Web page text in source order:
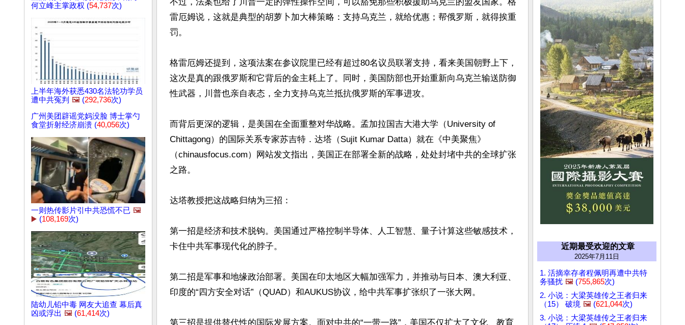
何立峰主掌政权 (54,737次)
上半年海外获悉430名法轮功学员
遭中共冤判 🖼️ (292,736次)
广州美团辟谣党妈没脸 博士掌勺
食堂折射经济崩溃 (40,056次)
一则热传影片引中共恐慌不已 🖼️
▶️ (108,169次)
陆幼儿铅中毒 网友大追查 幕后真
凶或浮出 🖼️ (61,414次)
雷厄姆说，这就是典型的胡萝卜加大棒策略：支持乌克兰，就给优惠；帮俄罗斯，就得挨重
罚。
格雷厄姆还提到，这项法案在参议院里已经有超过80名议员联署支持，看来美国朝野上下，
这次是真的跟俄罗斯和它背后的金主耗上了。同时，美国防部也开始重新向乌克兰输送防御
性武器，川普也亲自表态，全力支持乌克兰抵抗俄罗斯的军事进攻。
而背后更深的逻辑，是美国在全面重整对华战略。孟加拉国吉大港大学（University of
Chittagong）的国际关系专家苏吉特．达塔（Sujit Kumar Datta）就在《中美聚焦》
（chinausfocus.com）网站发文指出，美国正在部署全新的战略，处处封堵中共的全球扩张
之路。
达塔教授把这战略归纳为三招：
第一招是经济和技术脱钩。美国通过严格控制半导体、人工智慧、量子计算这些敏感技术，
卡住中共军事现代化的脖子。
第二招是军事和地缘政治部署。美国在印太地区大幅加强军力，并推动与日本、澳大利亚、
印度的“四方安全对话”（QUAD）和AUKUS协议，给中共军事扩张织了一张大网。
第三招是提供替代性的国际发展方案。面对中共的“一带一路”，美国不仅扩大了文化、教育
近期最受欢迎的文章
2025年7月11日
1. 活摘幸存者程佩明再遭中共特
务骚扰 🖼️ (755,865次)
2. 小说：大梁英雄传之王者归来
（15） 破境 🖼️ (621,044次)
3. 小说：大梁英雄传之王者归来